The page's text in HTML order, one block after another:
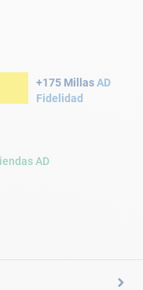
+175 MillasAD
Fidelidad
AD